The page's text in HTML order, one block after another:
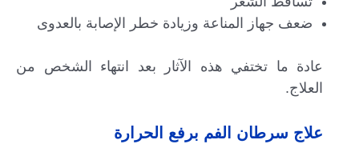
ضعف جهاز المناعة وزيادة خطر الإصابة بالعدوى
عادة ما تختفي هذه الآثار بعد انتهاء الشخص من
العلاج.
علاج سرطان الفم برفع الحرارة